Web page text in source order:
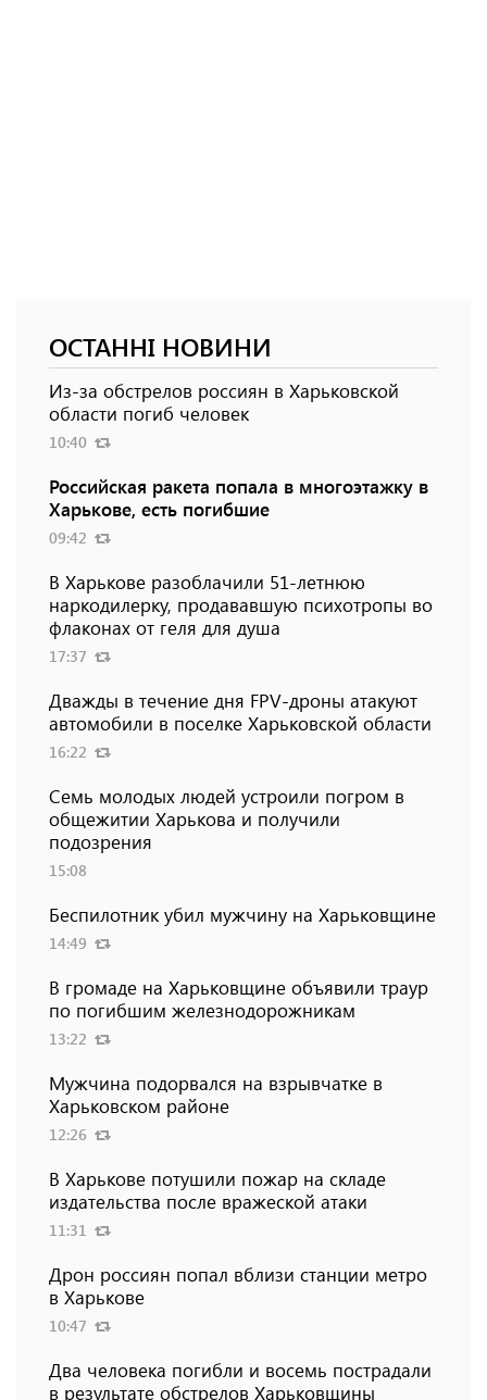
ОСТАННІ НОВИНИ
Из-за обстрелов россиян в Харьковской
области погиб человек
10:40
Российская ракета попала в многоэтажку в
Харькове, есть погибшие
09:42
В Харькове разоблачили 51-летнюю
наркодилерку, продававшую психотропы во
флаконах от геля для душа
17:37
Дважды в течение дня FPV-дроны атакуют
автомобили в поселке Харьковской области
16:22
Семь молодых людей устроили погром в
общежитии Харькова и получили
подозрения
15:08
Беспилотник убил мужчину на Харьковщине
14:49
В громаде на Харьковщине объявили траур
по погибшим железнодорожникам
13:22
Мужчина подорвался на взрывчатке в
Харьковском районе
12:26
В Харькове потушили пожар на складе
издательства после вражеской атаки
11:31
Дрон россиян попал вблизи станции метро
в Харькове
10:47
Два человека погибли и восемь пострадали
в результате обстрелов Харьковщины